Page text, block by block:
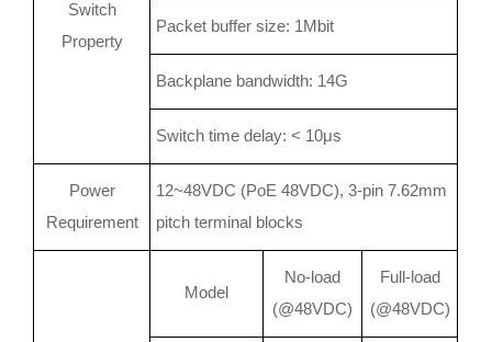
Switch
Property
Packet buffer size: 1Mbit
Backplane bandwidth: 14G
Switch time delay: < 10μs
Power
Requirement
12~48VDC (PoE 48VDC), 3-pin 7.62mm
pitch terminal blocks
Model
No-load
(@48VDC)
Full-load
(@48VDC)